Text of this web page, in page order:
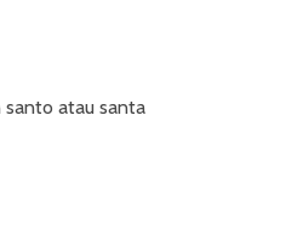
santo atau santa